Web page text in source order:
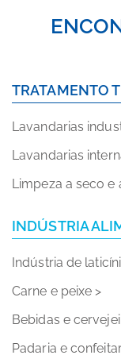
TRATAMENTO
Lavandarias
Lavandarias
Limpeza a seco e
INDÚSTRIA
Indústria de
Carne e peixe >
Bebidas e
Padaria e